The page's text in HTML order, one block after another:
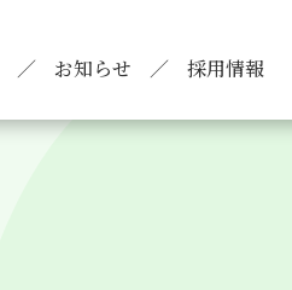
お知らせ 採用情報